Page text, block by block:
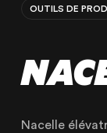
OUTILS DE PROD
Nacelle